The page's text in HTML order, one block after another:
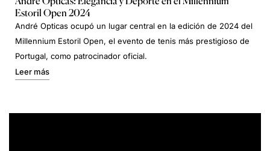
Estoril Open 2024
André Opticas ocupó un lugar central en la edición de 2024 del
Millennium Estoril Open, el evento de tenis más prestigioso de
Portugal, como patrocinador oficial.
Leer más